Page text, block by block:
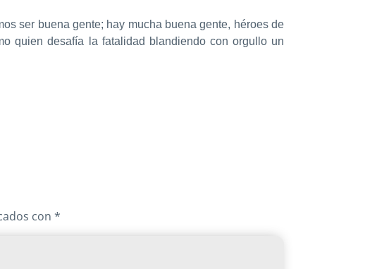
ser buena gente; hay mucha buena gente, héroes de
quien desafía la fatalidad blandiendo con orgullo un
con *